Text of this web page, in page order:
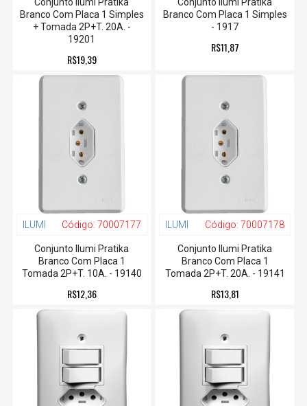
Conjunto Ilumi Pratika
Branco Com Placa 1 Simples
+ Tomada 2P+T. 20A. -
19201
R$19,39
Conjunto Ilumi Pratika
Branco Com Placa 1 Simples
- 1917
R$11,87
ILUMI Código: 70007177
Conjunto Ilumi Pratika
Branco Com Placa 1
Tomada 2P+T. 10A. - 19140
R$12,36
ILUMI Código: 70007178
Conjunto Ilumi Pratika
Branco Com Placa 1
Tomada 2P+T. 20A. - 19141
R$13,81